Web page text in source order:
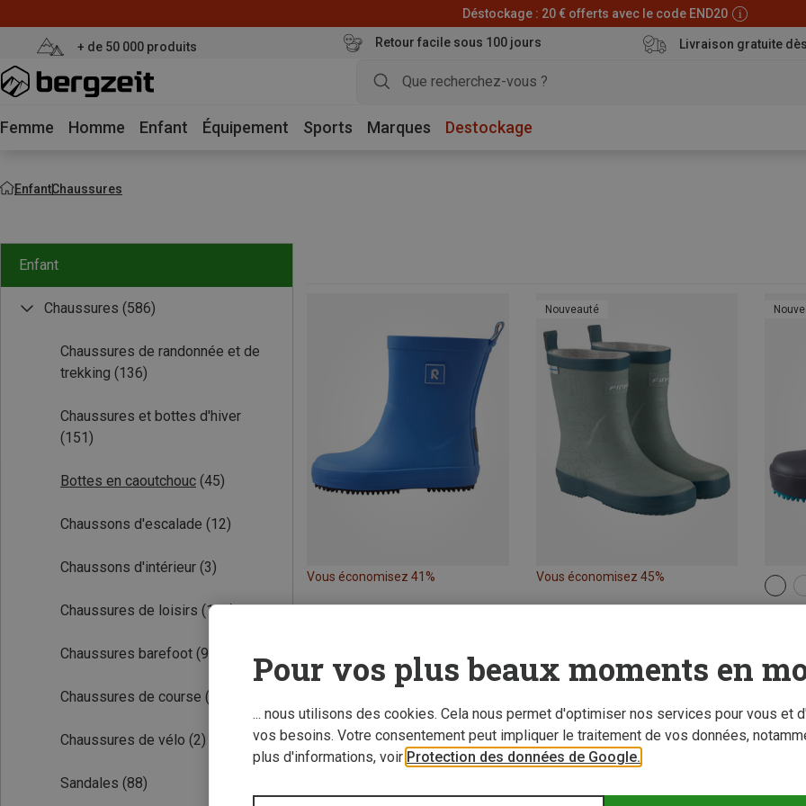
Déstockage : 20 € offerts avec le code END20
+ de 50 000 produits Retour facile sous 100 jours Livraison gratuite
Femme Homme Enfant Équipement Sports Marques Destockage
EnfantChaussures
Enfant
Chaussures (586)
Chaussures de randonnée et de
trekking (136)
Chaussures et bottes d'hiver
(151)
Bottes en caoutchouc (45)
Chaussons d'escalade (12)
Chaussons d'intérieur (3)
Chaussures de loisirs (140)
Chaussures barefoot (90)
Chaussures de course (18)
Chaussures de vélo (2)
Sandales (88)
Vous économisez 41%
Nouveauté
Vous économisez 45%
Pour vos plus beaux moments en
... nous utilisons des cookies. Cela nous permet d'optimiser nos services pour vous et
vos besoins. Votre consentement peut impliquer le traitement de vos données,
plus d'informations, voir Protection des données de Google.